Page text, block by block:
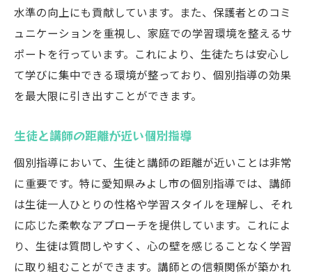
水準の向上にも貢献しています。また、保護者とのコミ
ュニケーションを重視し、家庭での学習環境を整えるサ
ポートを行っています。これにより、生徒たちは安心し
て学びに集中できる環境が整っており、個別指導の効果
を最大限に引き出すことができます。
生徒と講師の距離が近い個別指導
個別指導において、生徒と講師の距離が近いことは非常
に重要です。特に愛知県みよし市の個別指導では、講師
は生徒一人ひとりの性格や学習スタイルを理解し、それ
に応じた柔軟なアプローチを提供しています。これによ
り、生徒は質問しやすく、心の壁を感じることなく学習
に取り組むことができます。講師との信頼関係が築かれ